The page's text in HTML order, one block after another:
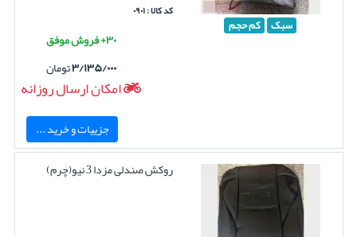
سبک کم حجم
کد کالا : ۰۹۰۱
۳۰+ فروش موفق
۳/۱۳۵/۰۰۰تومان
امکان ارسال روزانه
جزییات و خرید ...
روکش صندلی مزدا 3 نیو(چرم)